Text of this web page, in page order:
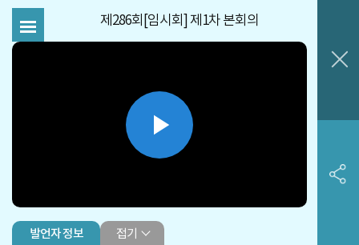
제286회[임시회] 제1차 본회의
Play
Video
발언자 정보 접기